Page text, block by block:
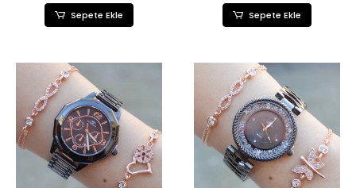
Sepete Ekle Sepete Ekle